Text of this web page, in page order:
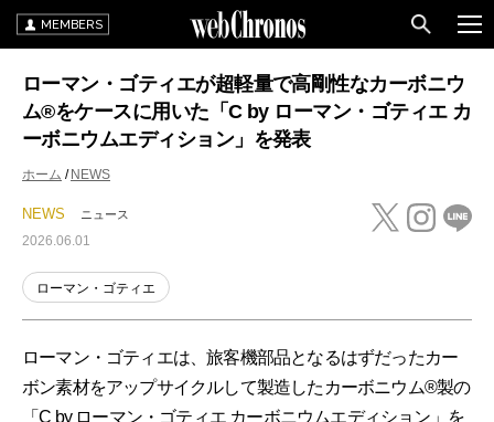
MEMBERS
ローマン・ゴティエが超軽量で高剛性なカーボニウ
ム®をケースに用いた「C by ローマン・ゴティエ カ
ーボニウムエディション」を発表
ホーム NEWS
NEWS ニュース
2026.06.01
ローマン・ゴティエ
ローマン・ゴティエは、旅客機部品となるはずだったカー
ボン素材をアップサイクルして製造したカーボニウム®製の
「C by ローマン・ゴティエ カーボニウムエディション」を